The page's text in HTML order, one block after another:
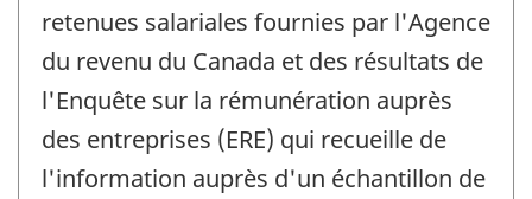
retenues salariales fournies par l'Agence
du revenu du Canada et des résultats de
l'Enquête sur la rémunération auprès
des entreprises (ERE) qui recueille de
l'information auprès d'un échantillon de